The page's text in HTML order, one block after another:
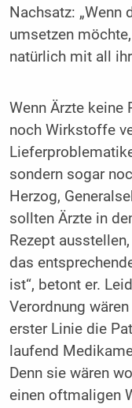
Nachsatz:
umsetzen
natürlich mit all
Wenn Ärzte keine
noch Wirkstoffe
sondern sogar
Herzog,
sollten Ärzte in
Rezept
das
ist“, betont er.
Verordnung
erster Linie die
laufend
Denn sie wären
einen oftmaligen